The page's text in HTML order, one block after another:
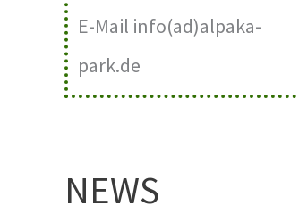
E-Mail info(ad)alpaka-
park.de
NEWS